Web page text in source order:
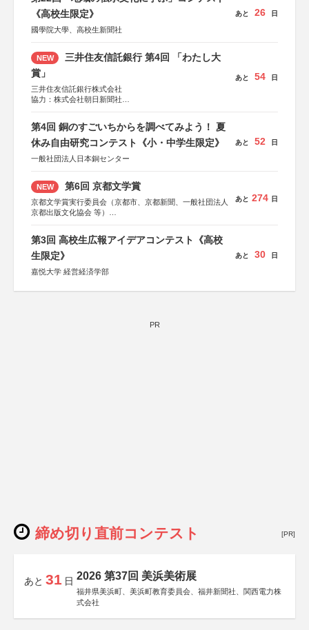
《高校生限定》
國學院大學、高校生新聞社
あと 26 日
NEW
三井住友信託銀行 第4回 「わたし大
賞」
三井住友信託銀行株式会社
協力：株式会社朝日新聞社
あと 54 日
第4回 銅のすごいちからを調べてみよう！ 夏
休み自由研究コンテスト《小・中学生限定》
一般社団法人日本銅センター
あと 52 日
NEW 第6回 京都文学賞
京都文学賞実行委員会（京都市、京都新聞、一般社団法人
京都出版文化協会 等）
KADOKAWA、河出書房新社、幻冬舎、講談社、光文社、
集英社、小学館、祥伝社、新潮社、淡交社、ちいさいミシ
マ社、徳間書店、早川書房、PHP研究所、双葉社、文藝春
あと 274 日
第3回 高校生広報アイデアコンテスト《高校
生限定》
嘉悦大学 経営経済学部
あと 30 日
PR
締め切り直前コンテスト [PR]
あと 31 日 2026 第37回 美浜美術展
福井県美浜町、美浜町教育委員会、福井新聞社、関西電力株
式会社